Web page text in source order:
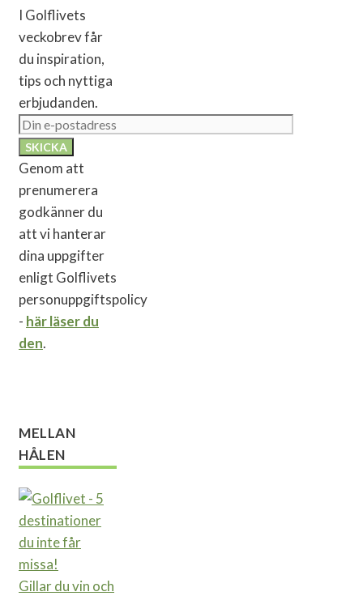
I Golflivets
veckobrev får
du inspiration,
tips och nyttiga
erbjudanden.
Genom att
prenumerera
godkänner du
att vi hanterar
dina uppgifter
enligt Golflivets
personuppgiftspolicy
- här läser du
den.
MELLAN
HÅLEN
Gillar du vin och